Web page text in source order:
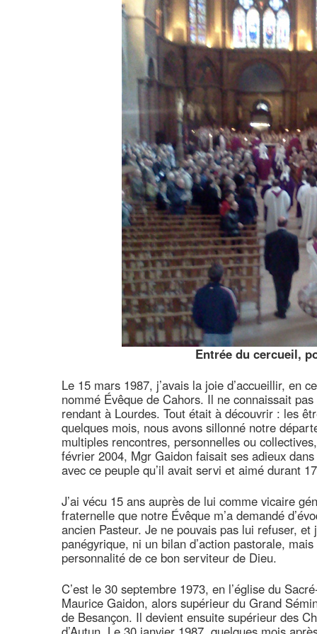
Entrée du cercueil,
Le 15 mars 1987, j’avais la joie d’accueillir, en
nommé Évêque de Cahors. Il ne connaissait
rendant à Lourdes. Tout était à découvrir : les
quelques mois, nous avons sillonné notre
multiples rencontres, personnelles ou
février 2004, Mgr Gaidon faisait ses adieux
avec ce peuple qu’il avait servi et aimé durant
J’ai vécu 15 ans auprès de lui comme vicaire
fraternelle que notre Évêque m’a demandé
ancien Pasteur. Je ne pouvais pas lui refuser,
panégyrique, ni un bilan d’action pastorale,
personnalité de ce bon serviteur de Dieu.
C’est le 30 septembre 1973, en l’église du
Maurice Gaidon, alors supérieur du Grand
de Besançon. Il devient ensuite supérieur des